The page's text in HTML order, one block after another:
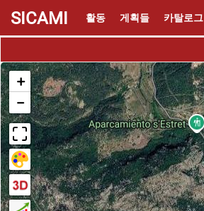
SICAMI 활동 게획들 카탈로그
+
−